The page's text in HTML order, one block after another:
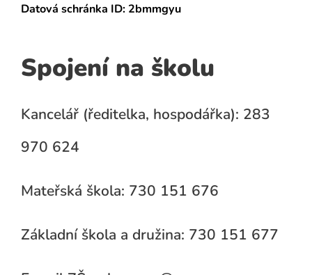
Datová schránka ID: 2bmmgyu
Spojení na školu
Kancelář (ředitelka, hospodářka): 283
970 624
Mateřská škola: 730 151 676
Základní škola a družina: 730 151 677